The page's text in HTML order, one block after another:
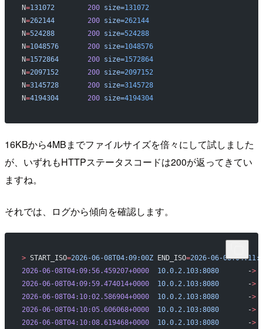
N=131072
        200
size=131072
N=262144
        200
size=262144
N=524288
        200
size=524288
N=1048576
       200
size=1048576
N=1572864
       200
size=1572864
N=2097152
       200
size=2097152
N=3145728
       200
size=3145728
N=4194304
       200
size=4194304
16KBから4MBまでファイルサイズを倍々にして試しました
が、いずれもHTTPステータスコードは200が返ってきてい
ますね。
それでは、ログから傾向を確認します。
> START_ISO=2026-06-08T04:09:00Z END_ISO=2026-06-
2026-06-08T04:09:56.459207+0000
  10.0.2.103:8080
       -
>
2026-06-08T04:09:59.474014+0000
  10.0.2.103:8080
       -
>
2026-06-08T04:10:02.586904+0000
  10.0.2.103:8080
       -
>
2026-06-08T04:10:05.606068+0000
  10.0.2.103:8080
       -
>
2026-06-08T04:10:08.619468+0000
  10.0.2.103:8080
       -
>